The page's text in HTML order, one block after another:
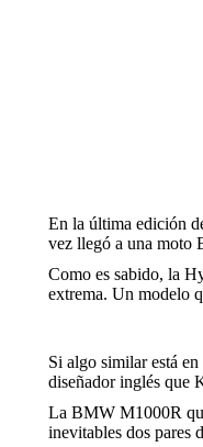
En la última edición
vez llegó a una moto
Como es sabido, la
extrema. Un modelo
Si algo similar está
diseñador inglés que
La BMW M1000R
inevitables dos pares